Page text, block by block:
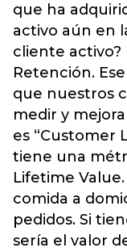
que ha
activo aún en
cliente activo?
Retención.
que nuestros
medir y
es “Customer
tiene una
Lifetime
comida a
pedidos. Si
sería el valor